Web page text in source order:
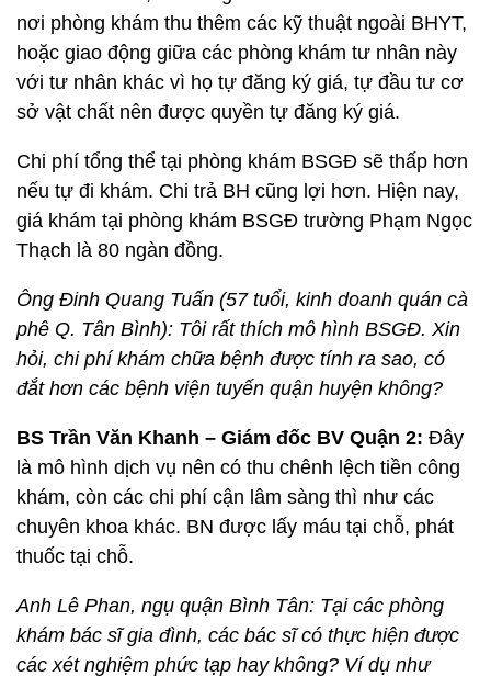
nơi phòng khám thu thêm các kỹ thuật ngoài BHYT,
hoặc giao động giữa các phòng khám tư nhân này
với tư nhân khác vì họ tự đăng ký giá, tự đầu tư cơ
sở vật chất nên được quyền tự đăng ký giá.
Chi phí tổng thể tại phòng khám BSGĐ sẽ thấp hơn
nếu tự đi khám. Chi trả BH cũng lợi hơn. Hiện nay,
giá khám tại phòng khám BSGĐ trường Phạm Ngọc
Thạch là 80 ngàn đồng.
Ông Đinh Quang Tuấn (57 tuổi, kinh doanh quán cà
phê Q. Tân Bình): Tôi rất thích mô hình BSGĐ. Xin
hỏi, chi phí khám chữa bệnh được tính ra sao, có
đắt hơn các bệnh viện tuyến quận huyện không?
BS Trần Văn Khanh – Giám đốc BV Quận 2: Đây
là mô hình dịch vụ nên có thu chênh lệch tiền công
khám, còn các chi phí cận lâm sàng thì như các
chuyên khoa khác. BN được lấy máu tại chỗ, phát
thuốc tại chỗ.
Anh Lê Phan, ngụ quận Bình Tân: Tại các phòng
khám bác sĩ gia đình, các bác sĩ có thực hiện được
các xét nghiệm phức tạp hay không? Ví dụ như